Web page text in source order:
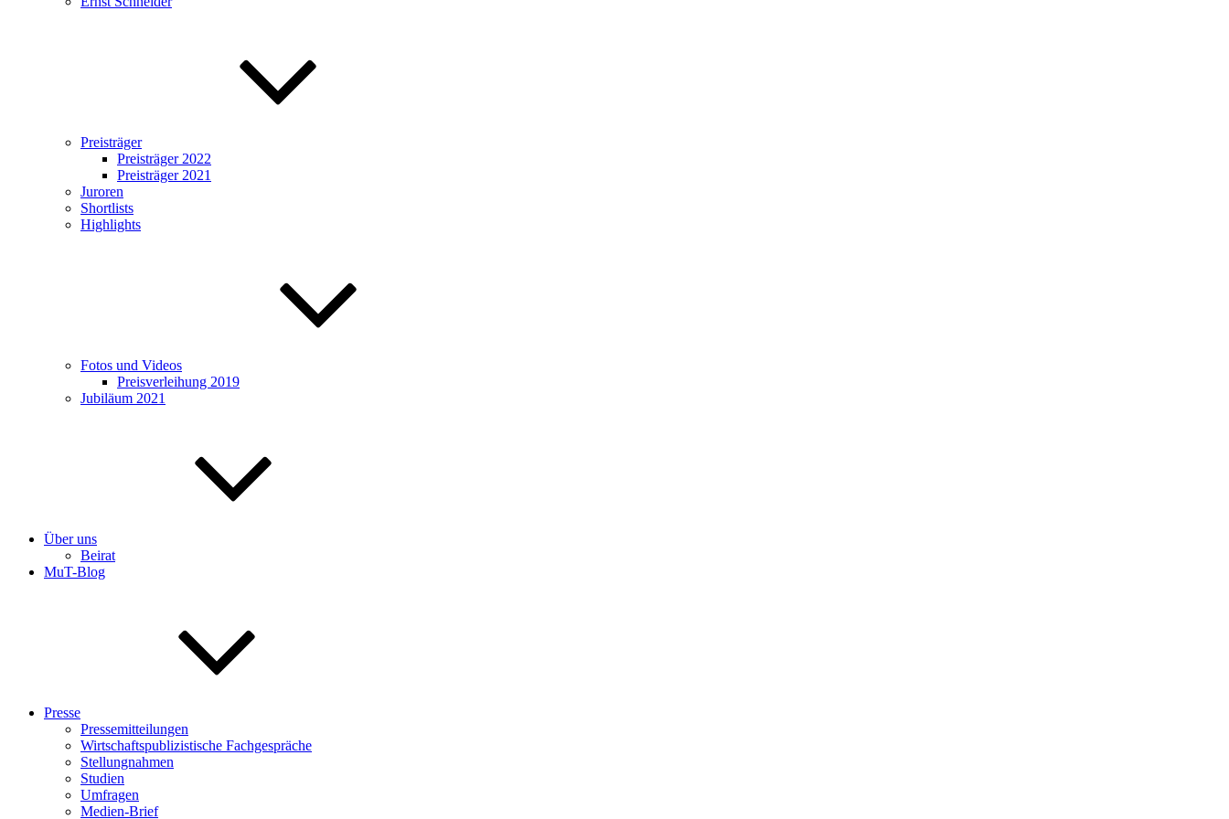
Preisträger
Preisträger 2022
Preisträger 2021
Juroren
Shortlists
Highlights
Fotos und Videos
Preisverleihung 2019
Jubiläum 2021
Über uns
Beirat
MuT-Blog
Presse
Pressemitteilungen
Wirtschaftspublizistische Fachgespräche
Stellungnahmen
Studien
Umfragen
Medien-Brief